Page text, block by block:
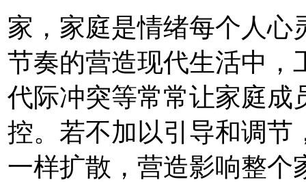
家，家庭是情绪每个人心
节奏的营造现代生活中，
代际冲突等常常让家庭成
控。若不加以引导和调节
一样扩散，营造影响整个